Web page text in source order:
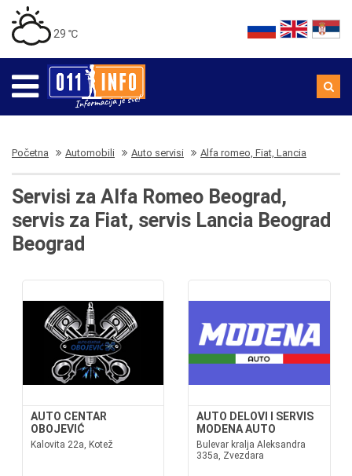
29 ℃
Početna Automobili Auto servisi Alfa romeo, Fiat, Lancia
Servisi za Alfa Romeo Beograd,
servis za Fiat, servis Lancia Beograd
Beograd
AUTO CENTAR
OBOJEVIĆ
Kalovita 22a, Kotež
AUTO DELOVI I SERVIS
MODENA AUTO
Bulevar kralja Aleksandra
335a, Zvezdara